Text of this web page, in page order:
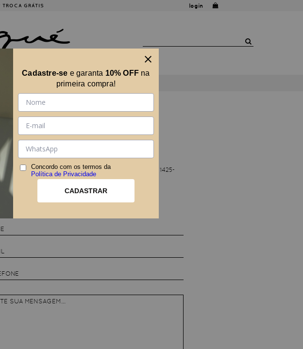
GRÁTIS login
CONTATO
CONOSCO
Branco, 128, Jardim Paulista, São Paulo-SP - cep: 01425-
UMA MENSAGEM
Cadastre-se e garanta 10% OFF na
primeira compra!
Concordo com os termos da
Política de Privacidade
CADASTRAR